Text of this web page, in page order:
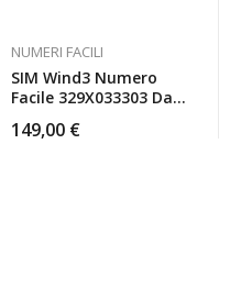
NUMERI FACILI
SIM Wind3 Numero
Facile 329X033303 Da
149,00 €